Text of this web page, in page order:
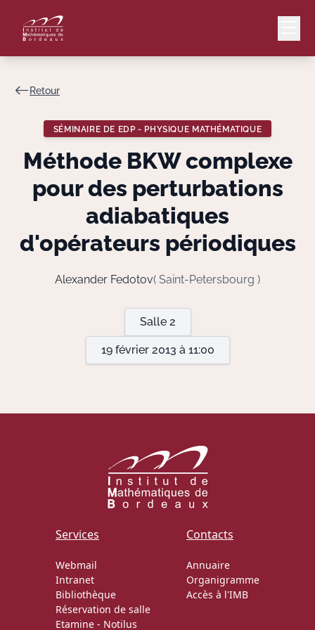
Lang
Le Laboratoire
Recherche
Retour
SÉMINAIRE DE EDP - PHYSIQUE MATHÉMATIQUE
Méthode BKW complexe
pour des perturbations
adiabatiques
d'opérateurs périodiques
Alexander Fedotov( Saint-Petersbourg )
Salle 2
19 février 2013 à 11:00
Services
Webmail
Intranet
Bibliothèque
Réservation de salle
Etamine - Notilus
Contacts
Annuaire
Organigramme
Accès à l'IMB